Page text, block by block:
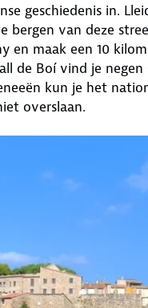
geschiedenis in.
van deze
en maak een 10
de Boí vind je negen
kun je het
overslaan.